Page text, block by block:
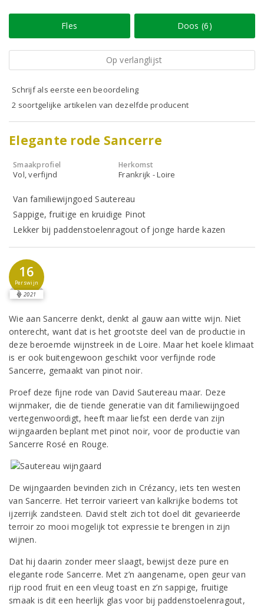
Fles Doos (6)
Op verlanglijst
Schrijf als eerste een beoordeling
2 soortgelijke artikelen van dezelfde producent
Elegante rode Sancerre
Smaakprofiel
Vol, verfijnd
Herkomst
Frankrijk - Loire
Van familiewijngoed Sautereau
Sappige, fruitige en kruidige Pinot
Lekker bij paddenstoelenragout of jonge harde kazen
16
Perswijn
2021
Wie aan Sancerre denkt, denkt al gauw aan witte wijn. Niet
onterecht, want dat is het grootste deel van de productie in
deze beroemde wijnstreek in de Loire. Maar het koele klimaat
is er ook buitengewoon geschikt voor verfijnde rode
Sancerre, gemaakt van pinot noir.
Proef deze fijne rode van David Sautereau maar. Deze
wijnmaker, die de tiende generatie van dit familiewijngoed
vertegenwoordigt, heeft maar liefst een derde van zijn
wijngaarden beplant met pinot noir, voor de productie van
Sancerre Rosé en Rouge.
De wijngaarden bevinden zich in Crézancy, iets ten westen
van Sancerre. Het terroir varieert van kalkrijke bodems tot
ijzerrijk zandsteen. David stelt zich tot doel dit gevarieerde
terroir zo mooi mogelijk tot expressie te brengen in zijn
wijnen.
Dat hij daarin zonder meer slaagt, bewijst deze pure en
elegante rode Sancerre. Met z’n aangename, open geur van
rijp rood fruit en een vleug toast en z’n sappige, fruitige
smaak is dit een heerlijk glas voor bij paddenstoelenragout,